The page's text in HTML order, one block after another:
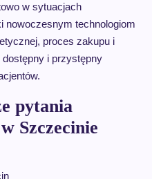
w sytuacjach
nowoczesnym technologiom
proces zakupu i
dostępny i przystępny
pytania
Szczecinie